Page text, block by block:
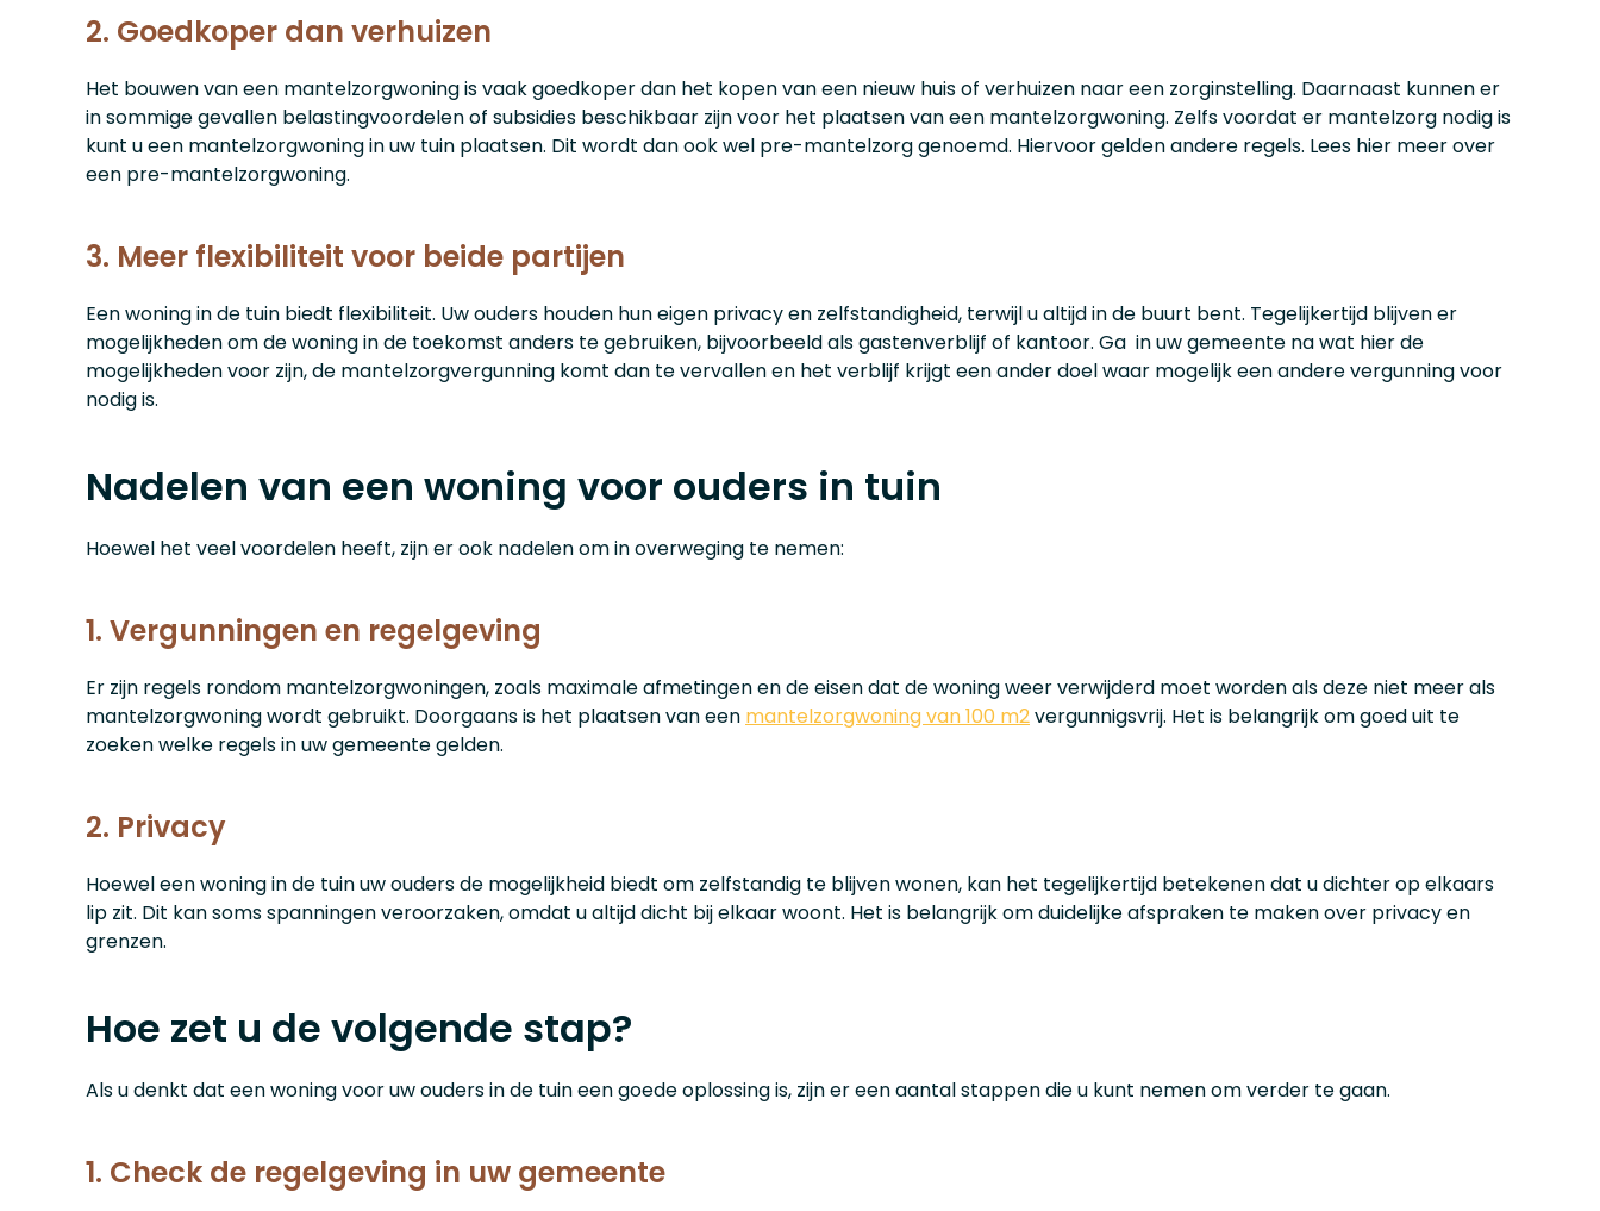
2. Goedkoper dan verhuizen
Het bouwen van een mantelzorgwoning is vaak goedkoper dan het kopen van een nieuw huis of verhuizen naar een zorginstelling. Daarnaast kunnen er
in sommige gevallen belastingvoordelen of subsidies beschikbaar zijn voor het plaatsen van een mantelzorgwoning. Zelfs voordat er mantelzorg nodig is
kunt u een mantelzorgwoning in uw tuin plaatsen. Dit wordt dan ook wel pre-mantelzorg genoemd. Hiervoor gelden andere regels. Lees hier meer over
een pre-mantelzorgwoning.
3. Meer flexibiliteit voor beide partijen
Een woning in de tuin biedt flexibiliteit. Uw ouders houden hun eigen privacy en zelfstandigheid, terwijl u altijd in de buurt bent. Tegelijkertijd blijven er
mogelijkheden om de woning in de toekomst anders te gebruiken, bijvoorbeeld als gastenverblijf of kantoor. Ga in uw gemeente na wat hier de
mogelijkheden voor zijn, de mantelzorgvergunning komt dan te vervallen en het verblijf krijgt een ander doel waar mogelijk een andere vergunning voor
nodig is.
Nadelen van een woning voor ouders in tuin
Hoewel het veel voordelen heeft, zijn er ook nadelen om in overweging te nemen:
1. Vergunningen en regelgeving
Er zijn regels rondom mantelzorgwoningen, zoals maximale afmetingen en de eisen dat de woning weer verwijderd moet worden als deze niet meer als
mantelzorgwoning wordt gebruikt. Doorgaans is het plaatsen van een mantelzorgwoning van 100 m2vergunnigsvrij. Het is belangrijk om goed uit te
zoeken welke regels in uw gemeente gelden.
2. Privacy
Hoewel een woning in de tuin uw ouders de mogelijkheid biedt om zelfstandig te blijven wonen, kan het tegelijkertijd betekenen dat u dichter op elkaars
lip zit. Dit kan soms spanningen veroorzaken, omdat u altijd dicht bij elkaar woont. Het is belangrijk om duidelijke afspraken te maken over privacy en
grenzen.
Hoe zet u de volgende stap?
Als u denkt dat een woning voor uw ouders in de tuin een goede oplossing is, zijn er een aantal stappen die u kunt nemen om verder te gaan.
1. Check de regelgeving in uw gemeente